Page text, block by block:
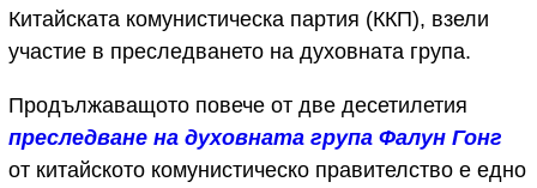
Китайската комунистическа партия (ККП), взели
участие в преследването на духовната група.
Продължаващото повече от две десетилетия
преследване на духовната група Фалун Гонг
от китайското комунистическо правителство е едно